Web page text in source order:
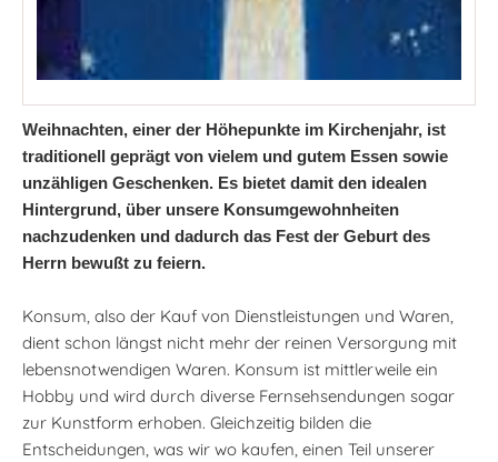
Weihnachten, einer der Höhepunkte im Kirchenjahr, ist
traditionell geprägt von vielem und gutem Essen sowie
unzähligen Geschenken. Es bietet damit den idealen
Hintergrund, über unsere Konsumgewohnheiten
nachzudenken und dadurch das Fest der Geburt des
Herrn bewußt zu feiern.
Konsum, also der Kauf von Dienstleistungen und Waren,
dient schon längst nicht mehr der reinen Versorgung mit
lebensnotwendigen Waren. Konsum ist mittlerweile ein
Hobby und wird durch diverse Fernsehsendungen sogar
zur Kunstform erhoben. Gleichzeitig bilden die
Entscheidungen, was wir wo kaufen, einen Teil unserer